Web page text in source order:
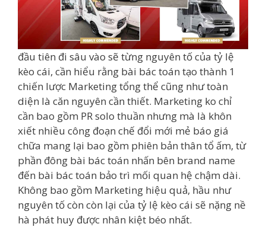
đầu tiên đi sâu vào sẽ từng nguyên tố của tỷ lệ
kèo cái, cần hiểu rằng bài bác toán tạo thành 1
chiến lược Marketing tổng thể cũng như toàn
diện là căn nguyên cần thiết. Marketing ko chỉ
cần bao gồm PR solo thuần nhưng mà là khôn
xiết nhiều công đoạn chế đổi mới mẻ báo giá
chữa mang lại bao gồm phiên bản thân tổ ấm, từ
phần đông bài bác toán nhấn bên brand name
đến bài bác toán bảo trì mối quan hệ chậm dài.
Không bao gồm Marketing hiệu quả, hầu như
nguyên tố còn còn lại của tỷ lệ kèo cái sẽ nặng nề
hà phát huy được nhân kiệt béo nhất.